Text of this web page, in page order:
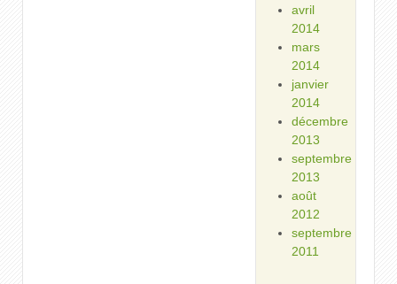
avril
2014
mars
2014
janvier
2014
décembre
2013
septembre
2013
août
2012
septembre
2011